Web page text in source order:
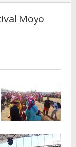
Moyo